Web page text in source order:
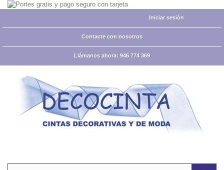
Iniciar sesión
Contacte con nosotros
Llámanos ahora: 946 774 369